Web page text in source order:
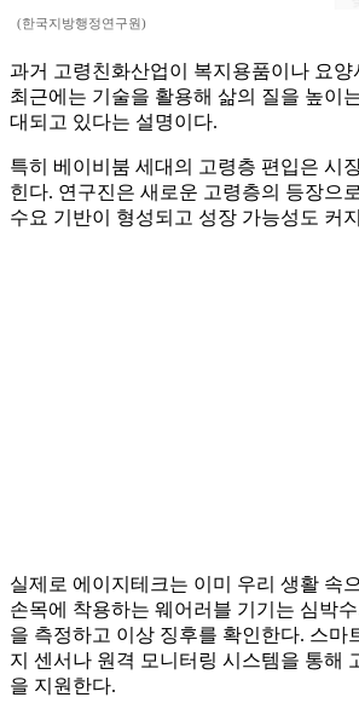
(한국지방행정연구원)
과거 고령친화산업이 복지용품이나 요양
최근에는 기술을 활용해 삶의 질을 높이
대되고 있다는 설명이다.
특히 베이비붐 세대의 고령층 편입은 시
힌다. 연구진은 새로운 고령층의 등장으
수요 기반이 형성되고 성장 가능성도 커
실제로 에이지테크는 이미 우리 생활 속
손목에 착용하는 웨어러블 기기는 심박
을 측정하고 이상 징후를 확인한다. 스마
지 센서나 원격 모니터링 시스템을 통해
을 지원한다.